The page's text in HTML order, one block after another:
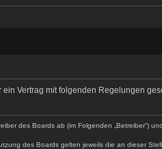
ein Vertrag mit folgenden Regelungen
des Boards ab (im Folgenden „Betreiber“)
des Boards gelten jeweils die an dieser